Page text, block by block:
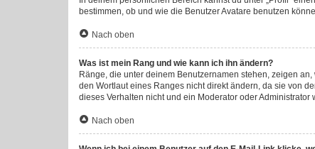
bestimmen, ob und wie die Benutzer Avatare benutzen
Nach oben
Was ist mein Rang und wie kann ich ihn ändern?
Ränge, die unter deinem Benutzernamen stehen, zeigen
den Wortlaut eines Ranges nicht direkt ändern, da sie von
dieses Verhalten nicht und ein Moderator oder
Nach oben